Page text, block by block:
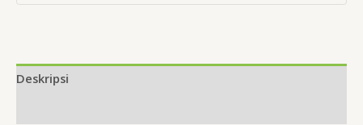
Deskripsi